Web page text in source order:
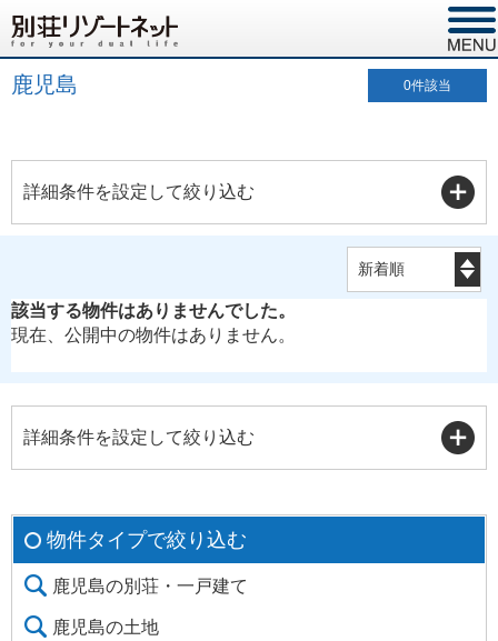
鹿児島 0件該当
詳細条件を設定して絞り込む
該当する物件はありませんでした。
現在、公開中の物件はありません。
詳細条件を設定して絞り込む
物件タイプで絞り込む
鹿児島の別荘・一戸建て
鹿児島の土地